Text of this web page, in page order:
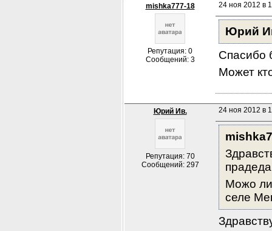
mishka777-18
Репутация: 0
Сообщений: 3
24 ноя 2012 в
Юрий
Спасибо
Может
Юрий Ив.
Репутация: 70
Сообщений: 297
24 ноя 2012 в
Можо ли
селе